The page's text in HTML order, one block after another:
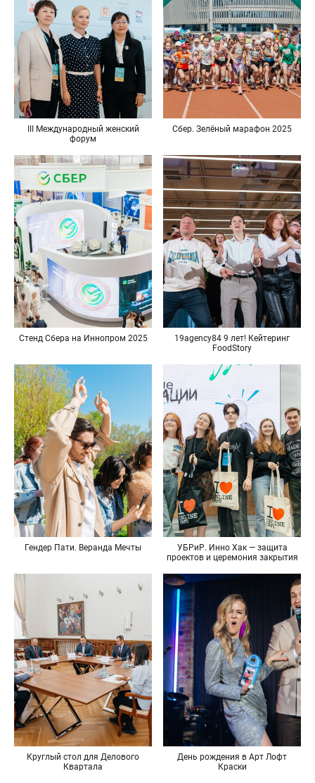
III Международный женский
форум
Сбер. Зелёный марафон 2025
Стенд Сбера на Иннопром 2025
19agency84 9 лет! Кейтеринг
FoodStory
Гендер Пати. Веранда Мечты
УБРиР. Инно Хак — защита
проектов и церемония закрытия
Круглый стол для Делового
Квартала
День рождения в Арт Лофт
Краски